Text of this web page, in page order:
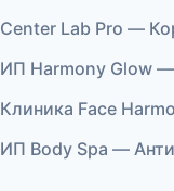
Center Lab Pro —
ИП Harmony Glow
Клиника Face
ИП Body Spa —